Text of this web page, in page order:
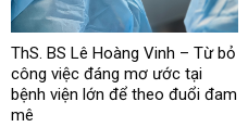
ThS. BS Lê Hoàng Vinh – Từ bỏ
công việc đáng mơ ước tại
bệnh viện lớn để theo đuổi đam
mê